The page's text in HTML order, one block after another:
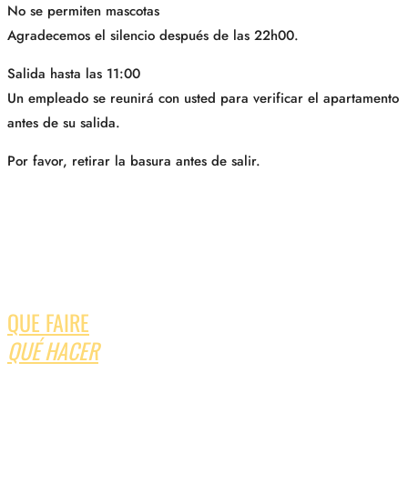
No se permiten mascotas
Agradecemos el silencio después de las 22h00.
Salida hasta las 11:00
Un empleado se reunirá con usted para verificar el apartamento
antes de su salida.
Por favor, retirar la basura antes de salir.
QUE FAIRE
QUÉ HACER